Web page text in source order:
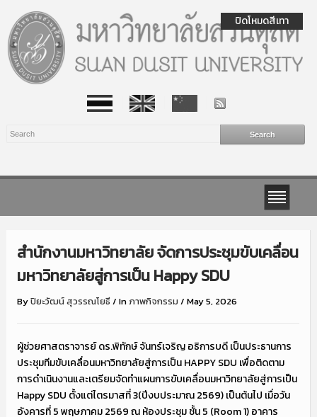
สำนักงานมหาวิทยาลัย จัดการประชุมขับเคลื่อน
มหาวิทยาลัยสู่การเป็น Happy SDU
Byปิยะวัฒน์ สุวรรณโยธี/ Inภาพกิจกรรม / May 5, 2026
ผู้ช่วยศาสตราจารย์ ดร.พิทักษ์ จันทร์เจริญ อธิการบดี เป็นประธานการ
ประชุมทีมขับเคลื่อนมหาวิทยาลัยสู่การเป็น HAPPY SDU เพื่อติดตาม
การดำเนินงานและเตรียมจัดทำแผนการขับเคลื่อนมหาวิทยาลัยสู่การเป็น
Happy SDU ตั้งแต่ไตรมาสที่ 3(ปีงบประมาณ 2569) เป็นต้นไป เมื่อวัน
อังคารที่ 5 พฤษภาคม 2569 ณ ห้องประชุม ชั้น 5 (Room 1) อาคาร
ปิดโหมดสีเทา